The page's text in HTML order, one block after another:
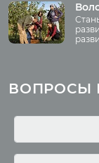
Принять
Волонтёрство
Курсы
ВОПРОСЫ